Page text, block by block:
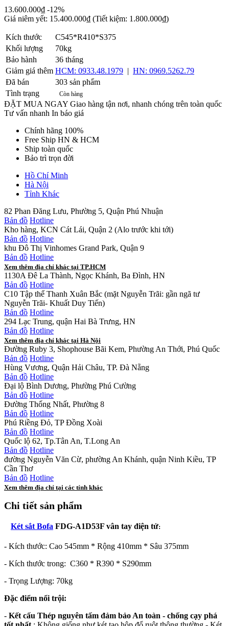
13.600.000₫ -12%
Giá niêm yết: 15.400.000₫ (Tiết kiệm: 1.800.000₫)
Kích thước
C545*R410*S375
Khối lượng
70kg
Bảo hành
36 tháng
Giảm giá thêm HCM: 0933.48.1979 | HN: 0969.5262.79
Đã bán
303 sản phẩm
Tình trạng
Còn hàng
ĐẶT MUA NGAY Giao hàng tận nơi, nhanh chóng trên toàn quốc
Tư vấn nhanh In báo giá
Chính hãng 100%
Free Ship HN & HCM
Ship toàn quốc
Bảo trì trọn đời
Hồ Chí Minh
Hà Nội
Tỉnh Khác
82 Phan Đăng Lưu, Phường 5, Quận Phú Nhuận
Bản đồ Hotline
Kho hàng, KCN Cát Lái, Quận 2 (Alo trước khi tới)
Bản đồ Hotline
khu Đô Thị Vinhomes Grand Park, Quận 9
Bản đồ Hotline
Xem thêm địa chỉ khác tại TP.HCM
1130A Đê La Thành, Ngọc Khánh, Ba Đình, HN
Bản đồ Hotline
C10 Tập thể Thanh Xuân Bắc (mặt Nguyễn Trãi: gần ngã tư
Nguyễn Trãi- Khuất Duy Tiến)
Bản đồ Hotline
294 Lạc Trung, quận Hai Bà Trưng, HN
Bản đồ Hotline
Xem thêm địa chỉ khác tại Hà Nội
Đường Ruby 3, Shophouse Bãi Kem, Phường An Thới, Phú Quốc
Bản đồ Hotline
Hùng Vương, Quận Hải Châu, TP. Đà Nẵng
Bản đồ Hotline
Đại lộ Bình Dương, Phường Phú Cường
Bản đồ Hotline
Đường Thống Nhất, Phường 8
Bản đồ Hotline
Phú Riềng Đỏ, TP Đồng Xoài
Bản đồ Hotline
Quốc lộ 62, Tp.Tân An, T.Long An
Bản đồ Hotline
đường Nguyễn Văn Cừ, phường An Khánh, quận Ninh Kiều, TP
Cần Thơ
Bản đồ Hotline
Xem thêm địa chỉ tại các tỉnh khác
Chi tiết sản phẩm
Két sắt Bofa FDG-A1D53F vân tay điện tử:
- Kích thước: Cao 545mm * Rộng 410mm * Sâu 375mm
- Kích thước trong: C360 * R390 * S290mm
- Trọng Lượng: 70kg
Đặc điểm nổi trội:
- Kết cấu Thép nguyên tấm đảm bảo An toàn - chống cạy phá